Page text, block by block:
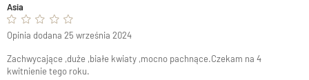
Asia
Zachwycające ,duże ,białe kwiaty ,mocno pachnące.Czekam na 4
kwitnienie tego roku.
Opinia dodana 25 września 2024